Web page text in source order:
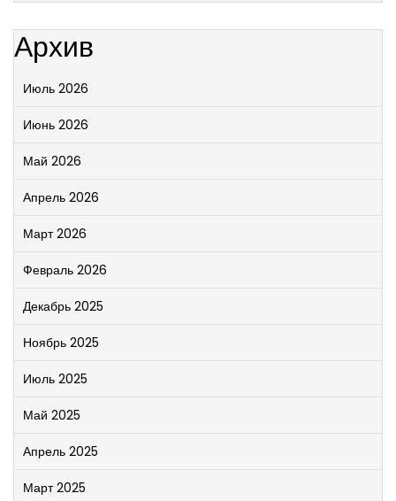
Архив
Июль 2026
Июнь 2026
Май 2026
Апрель 2026
Март 2026
Февраль 2026
Декабрь 2025
Ноябрь 2025
Июль 2025
Май 2025
Апрель 2025
Март 2025